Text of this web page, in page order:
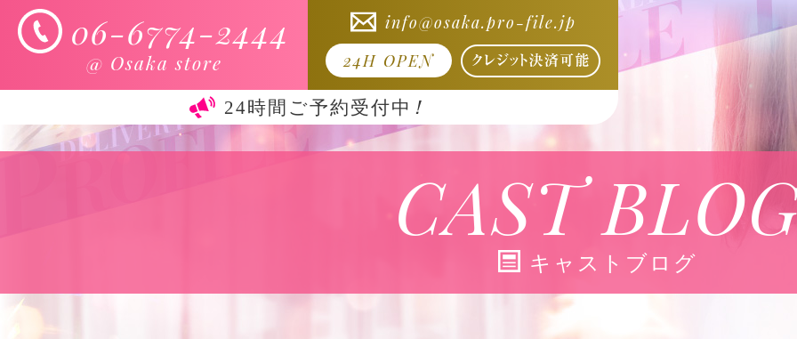
06-6774-2444
@ Osaka store
info@osaka.pro-file.jp
24H OPEN
24時間ご予約受付中！
CAST
キャストブログ